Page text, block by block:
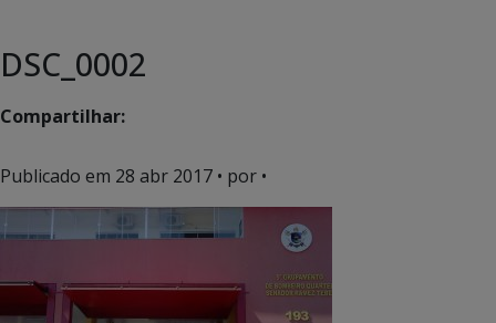
DSC_0002
Compartilhar:
Publicado em 28 abr 2017 • por •